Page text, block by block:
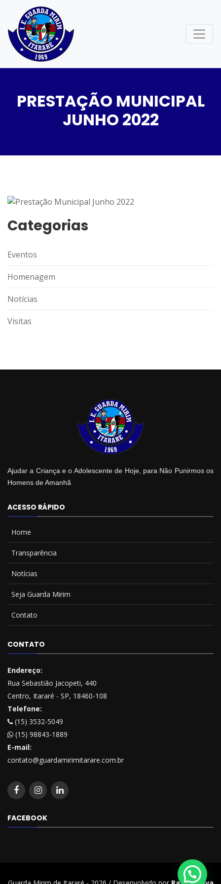
PRESTAÇÃO MUNICIPAL
JUNHO 2022
Categorias
Eventos
Homenagem
Notícias
Visitas
Ajudar a Criança e o Adolescente de Hoje, para Não Punirmos os
Homens de Amanhã
ACESSO RÁPIDO
Home
Transparência
Notícias
Seja Guarda Mirim
Contato
CONTATO
Endereço:
Rua Sebastião Jacopeti, 440
Centro, Itararé - SP, 18460-108
Telefone:
(15) 3532-5049
(15) 98843-1889
E-mail:
contato@guardamirimitarare.com.br
FACEBOOK